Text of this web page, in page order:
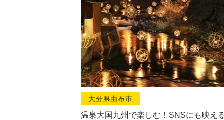
大分県由布市
温泉大国九州で楽しむ！SNSにも映え